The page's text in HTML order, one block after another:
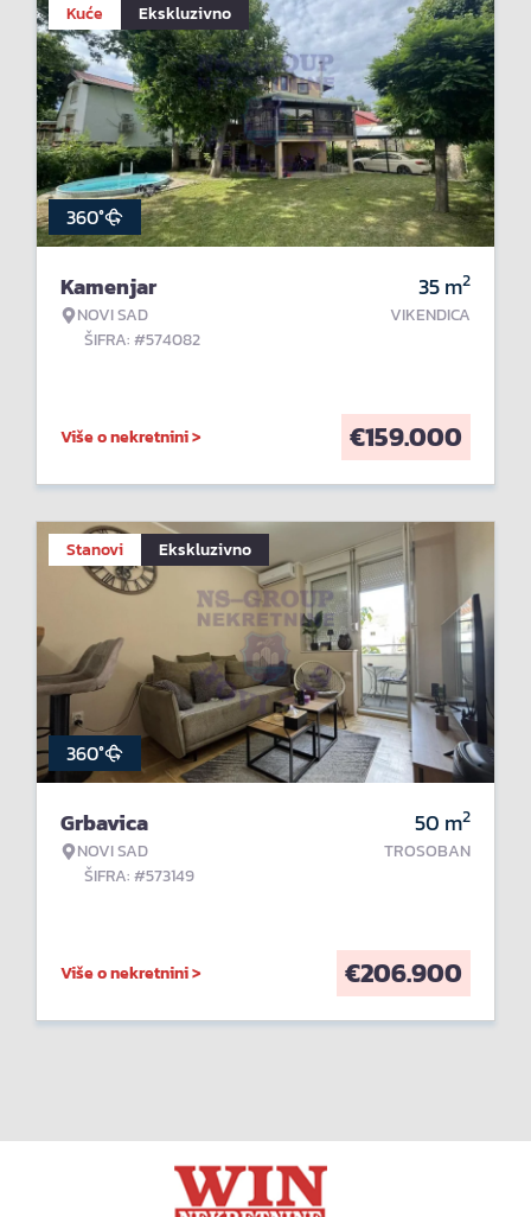
Kuće Ekskluzivno
360°
Kamenjar
NOVI SAD
ŠIFRA: #574082
35m2
VIKENDICA
Više o nekretnini > €159.000
Stanovi Ekskluzivno
360°
Grbavica
NOVI SAD
ŠIFRA: #573149
50 m2
TROSOBAN
Više o nekretnini > €206.900